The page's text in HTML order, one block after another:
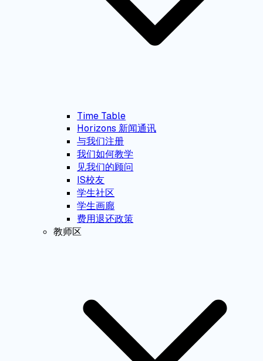
Time Table
Horizons 新闻通讯
与我们注册
我们如何教学
见我们的顾问
IS校友
学生社区
学生画廊
费用退还政策
教师区